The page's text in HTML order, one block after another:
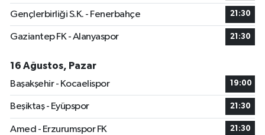
Gençlerbirliği S.K. - Fenerbahçe 21:30
Gaziantep FK - Alanyaspor 21:30
16 Ağustos, Pazar
Başakşehir - Kocaelispor
19:00
Beşiktaş - Eyüpspor 21:30
Amed - Erzurumspor FK 21:30